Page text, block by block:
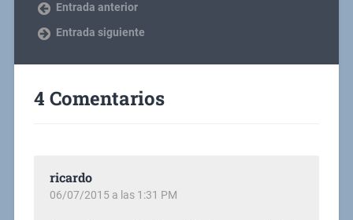
Entrada anterior
Entrada siguiente
4 Comentarios
ricardo
06/07/2015 a las 1:31 PM